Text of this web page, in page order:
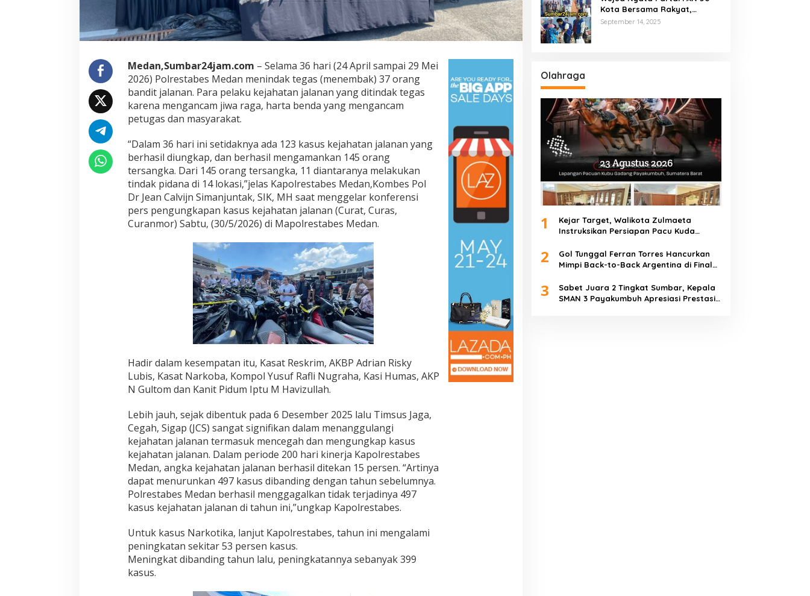
t
K
e
d
r
a
a
n
e
r
m
o
t
o
D
a
i
8
G
u
d
a
n
g
y
a
g
D
i
e
m
u
k
a
n
Medan,Sumbar24jam.com – Selama 36 hari (24 April sampai 29 Mei
2026) Polrestabes Medan menindak tegas (menembak) 37 orang
bandit jalanan. Para pelaku kejahatan jalanan yang ditindak tegas
karena mengancam jiwa raga, harta benda yang mengancam
petugas dan masyarakat.
“Dalam 36 hari ini setidaknya ada 123 kasus kejahatan jalanan yang
berhasil diungkap, dan berhasil mengamankan 145 orang
tersangka. Dari 145 orang tersangka, 11 diantaranya melakukan
tindak pidana di 14 lokasi,”jelas Kapolrestabes Medan,Kombes Pol
Dr Jean Calvijn Simanjuntak, SIK, MH saat menggelar konferensi
pers pengungkapan kasus kejahatan jalanan (Curat, Curas,
Curanmor) Sabtu, (30/5/2026) di Mapolrestabes Medan.
Hadir dalam kesempatan itu, Kasat Reskrim, AKBP Adrian Risky
Lubis, Kasat Narkoba, Kompol Yusuf Rafli Nugraha, Kasi Humas, AKP
N Gultom dan Kanit Pidum Iptu M Havizullah.
Lebih jauh, sejak dibentuk pada 6 Desember 2025 lalu Timsus Jaga,
Cegah, Sigap (JCS) sangat signifikan dalam menanggulangi
kejahatan jalanan termasuk mencegah dan mengungkap kasus
kejahatan jalanan. Dalam periode 200 hari kinerja Kapolrestabes
Medan, angka kejahatan jalanan berhasil ditekan 15 persen. “Artinya
dapat menurunkan 497 kasus dibanding dengan tahun sebelumnya.
Polrestabes Medan berhasil menggagalkan tidak terjadinya 497
kasus kejahatan jalanan di tahun ini,”ungkap Kapolrestabes.
Untuk kasus Narkotika, lanjut Kapolrestabes, tahun ini mengalami
peningkatan sekitar 53 persen kasus.
Meningkat dibanding tahun lalu, peningkatannya sebanyak 399
kasus.
Kota Bersama Rakyat,
Marsanova Andesra SH,MH
September 14, 2025
Olahraga
1
Kejar Target, Walikota Zulmaeta
Instruksikan Persiapan Pacu Kuda
2
Gol Tunggal Ferran Torres Hancurkan
Mimpi Back-to-Back Argentina di Final
3
Sabet Juara 2 Tingkat Sumbar, Kepala
SMAN 3 Payakumbuh Apresiasi Prestasi